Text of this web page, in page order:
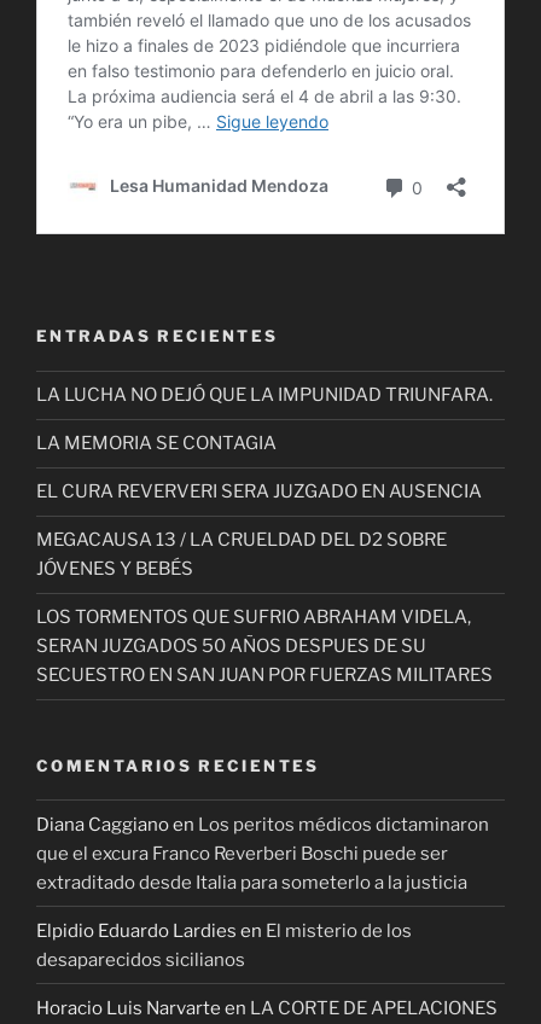
ENTRADAS RECIENTES
LA LUCHA NO DEJÓ QUE LA IMPUNIDAD TRIUNFARA.
LA MEMORIA SE CONTAGIA
EL CURA REVERVERI SERA JUZGADO EN AUSENCIA
MEGACAUSA 13 / LA CRUELDAD DEL D2 SOBRE
JÓVENES Y BEBÉS
LOS TORMENTOS QUE SUFRIO ABRAHAM VIDELA,
SERAN JUZGADOS 50 AÑOS DESPUES DE SU
SECUESTRO EN SAN JUAN POR FUERZAS MILITARES
COMENTARIOS RECIENTES
Diana Caggianoen Los peritos médicos dictaminaron
que el excura Franco Reverberi Boschi puede ser
extraditado desde Italia para someterlo a la justicia
Elpidio Eduardo Lardies en El misterio de los
desaparecidos sicilianos
Horacio Luis Narvarte en LA CORTE DE APELACIONES